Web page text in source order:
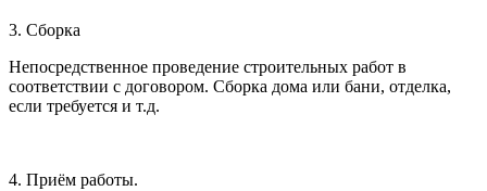
3. Сборка
Непосредственное проведение строительных работ в
соответствии с договором. Сборка дома или бани, отделка,
если требуется и т.д.
4. Приём работы.